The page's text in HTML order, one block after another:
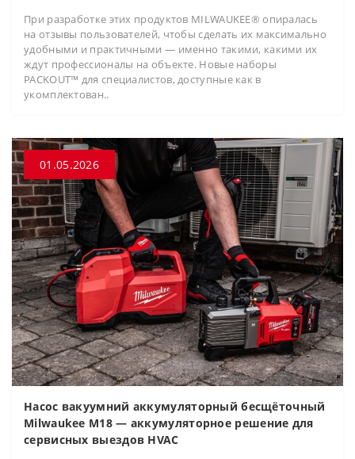
При разработке этих продуктов MILWAUKEE® опиралась
на отзывы пользователей, чтобы сделать их максимально
удобными и практичными — именно такими, какими их
ждут профессионалы на объекте. Новые наборы
PACKOUT™ для специалистов, доступные как в
укомплектован..
01.05.2026
Насос вакуумний аккумуляторный бесщёточный
Milwaukee M18 — аккумуляторное решение для
сервисных выездов HVAC